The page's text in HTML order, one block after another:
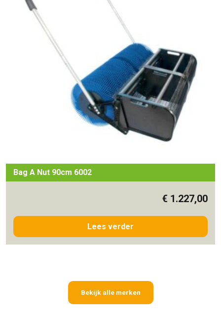
Bag A Nut 90cm 6002
€ 1.227,00
Lees verder
Bekijk alle merken